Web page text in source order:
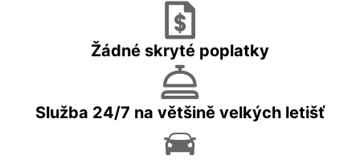
Žádné skryté poplatky
Služba 24/7 na většině velkých letišť